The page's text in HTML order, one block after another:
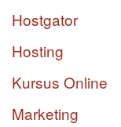
Hostgator
Hosting
Kursus Online
Marketing